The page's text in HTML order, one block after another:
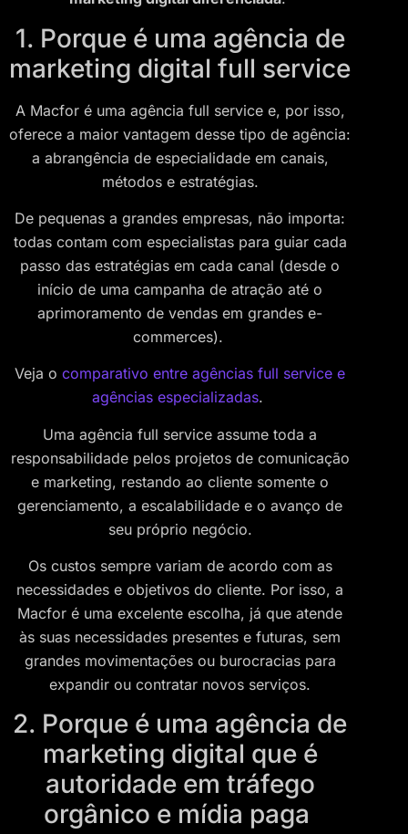
1. Porque é uma agência de
marketing digital full service
A Macfor é uma agência full service e, por isso,
oferece a maior vantagem desse tipo de agência:
a abrangência de especialidade em canais,
métodos e estratégias.
De pequenas a grandes empresas, não importa:
todas contam com especialistas para guiar cada
passo das estratégias em cada canal (desde o
início de uma campanha de atração até o
aprimoramento de vendas em grandes e-
commerces).
Veja o comparativo entre agências full service e
agências especializadas.
Uma agência full service assume toda a
responsabilidade pelos projetos de comunicação
e marketing, restando ao cliente somente o
gerenciamento, a escalabilidade e o avanço de
seu próprio negócio.
Os custos sempre variam de acordo com as
necessidades e objetivos do cliente. Por isso, a
Macfor é uma excelente escolha, já que atende
às suas necessidades presentes e futuras, sem
grandes movimentações ou burocracias para
expandir ou contratar novos serviços.
2. Porque é uma agência de
marketing digital que é
autoridade em tráfego
orgânico e mídia paga